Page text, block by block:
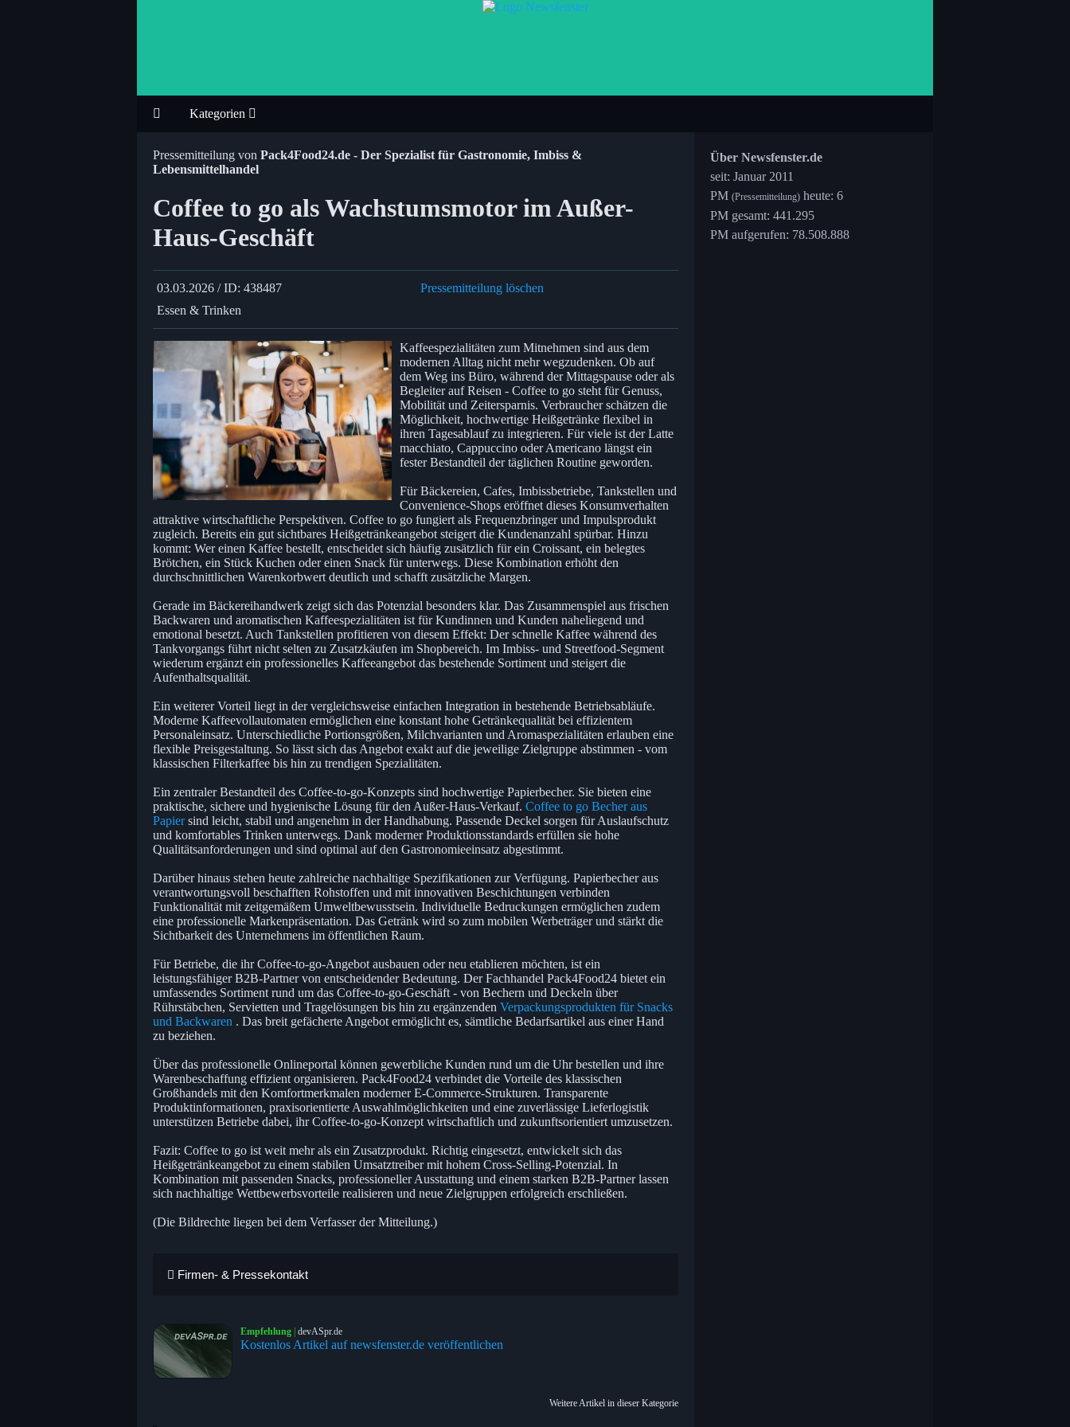
Kategorien
Pressemitteilung von Pack4Food24.de - Der Spezialist für Gastronomie, Imbiss &
Lebensmittelhandel
Coffee to go als Wachstumsmotor im Außer-
Haus-Geschäft
03.03.2026 / ID: 438487
Pressemitteilung löschen
Essen & Trinken
Kaffeespezialitäten zum Mitnehmen sind aus dem
modernen Alltag nicht mehr wegzudenken. Ob auf
dem Weg ins Büro, während der Mittagspause oder als
Begleiter auf Reisen - Coffee to go steht für Genuss,
Mobilität und Zeitersparnis. Verbraucher schätzen die
Möglichkeit, hochwertige Heißgetränke flexibel in
ihren Tagesablauf zu integrieren. Für viele ist der Latte
macchiato, Cappuccino oder Americano längst ein
fester Bestandteil der täglichen Routine geworden.
Für Bäckereien, Cafes, Imbissbetriebe, Tankstellen und
Convenience-Shops eröffnet dieses Konsumverhalten
attraktive wirtschaftliche Perspektiven. Coffee to go fungiert als Frequenzbringer und Impulsprodukt
zugleich. Bereits ein gut sichtbares Heißgetränkeangebot steigert die Kundenanzahl spürbar. Hinzu
kommt: Wer einen Kaffee bestellt, entscheidet sich häufig zusätzlich für ein Croissant, ein belegtes
Brötchen, ein Stück Kuchen oder einen Snack für unterwegs. Diese Kombination erhöht den
durchschnittlichen Warenkorbwert deutlich und schafft zusätzliche Margen.
Gerade im Bäckereihandwerk zeigt sich das Potenzial besonders klar. Das Zusammenspiel aus frischen
Backwaren und aromatischen Kaffeespezialitäten ist für Kundinnen und Kunden naheliegend und
emotional besetzt. Auch Tankstellen profitieren von diesem Effekt: Der schnelle Kaffee während des
Tankvorgangs führt nicht selten zu Zusatzkäufen im Shopbereich. Im Imbiss- und Streetfood-Segment
wiederum ergänzt ein professionelles Kaffeeangebot das bestehende Sortiment und steigert die
Aufenthaltsqualität.
Ein weiterer Vorteil liegt in der vergleichsweise einfachen Integration in bestehende Betriebsabläufe.
Moderne Kaffeevollautomaten ermöglichen eine konstant hohe Getränkequalität bei effizientem
Personaleinsatz. Unterschiedliche Portionsgrößen, Milchvarianten und Aromaspezialitäten erlauben eine
flexible Preisgestaltung. So lässt sich das Angebot exakt auf die jeweilige Zielgruppe abstimmen - vom
klassischen Filterkaffee bis hin zu trendigen Spezialitäten.
Ein zentraler Bestandteil des Coffee-to-go-Konzepts sind hochwertige Papierbecher. Sie bieten eine
praktische, sichere und hygienische Lösung für den Außer-Haus-Verkauf. Coffee to go Becher aus
Papiersind leicht, stabil und angenehm in der Handhabung. Passende Deckel sorgen für Auslaufschutz
und komfortables Trinken unterwegs. Dank moderner Produktionsstandards erfüllen sie hohe
Qualitätsanforderungen und sind optimal auf den Gastronomieeinsatz abgestimmt.
Darüber hinaus stehen heute zahlreiche nachhaltige Spezifikationen zur Verfügung. Papierbecher aus
verantwortungsvoll beschafften Rohstoffen und mit innovativen Beschichtungen verbinden
Funktionalität mit zeitgemäßem Umweltbewusstsein. Individuelle Bedruckungen ermöglichen zudem
eine professionelle Markenpräsentation. Das Getränk wird so zum mobilen Werbeträger und stärkt die
Sichtbarkeit des Unternehmens im öffentlichen Raum.
Für Betriebe, die ihr Coffee-to-go-Angebot ausbauen oder neu etablieren möchten, ist ein
leistungsfähiger B2B-Partner von entscheidender Bedeutung. Der Fachhandel Pack4Food24 bietet ein
umfassendes Sortiment rund um das Coffee-to-go-Geschäft - von Bechern und Deckeln über
Rührstäbchen, Servietten und Tragelösungen bis hin zu ergänzenden Verpackungsprodukten für Snacks
und Backwaren . Das breit gefächerte Angebot ermöglicht es, sämtliche Bedarfsartikel aus einer Hand
zu beziehen.
Über das professionelle Onlineportal können gewerbliche Kunden rund um die Uhr bestellen und ihre
Warenbeschaffung effizient organisieren. Pack4Food24 verbindet die Vorteile des klassischen
Großhandels mit den Komfortmerkmalen moderner E-Commerce-Strukturen. Transparente
Produktinformationen, praxisorientierte Auswahlmöglichkeiten und eine zuverlässige Lieferlogistik
unterstützen Betriebe dabei, ihr Coffee-to-go-Konzept wirtschaftlich und zukunftsorientiert umzusetzen.
Fazit: Coffee to go ist weit mehr als ein Zusatzprodukt. Richtig eingesetzt, entwickelt sich das
Heißgetränkeangebot zu einem stabilen Umsatztreiber mit hohem Cross-Selling-Potenzial. In
Kombination mit passenden Snacks, professioneller Ausstattung und einem starken B2B-Partner lassen
sich nachhaltige Wettbewerbsvorteile realisieren und neue Zielgruppen erfolgreich erschließen.
(Die Bildrechte liegen bei dem Verfasser der Mitteilung.)
Firmen- & Pressekontakt
Empfehlung | devASpr.de
Kostenlos Artikel auf newsfenster.de veröffentlichen
Weitere Artikel in dieser Kategorie
Über Newsfenster.de
seit: Januar 2011
PM (Pressemitteilung) heute: 6
PM gesamt: 441.295
PM aufgerufen: 78.508.888